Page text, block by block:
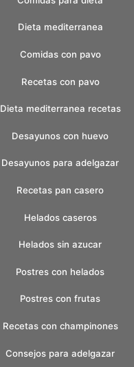
Dieta mediterranea
Comidas con pavo
Recetas con pavo
Dieta mediterranea recetas
Desayunos con huevo
Desayunos para adelgazar
Recetas pan casero
Helados caseros
Helados sin azucar
Postres con helados
Postres con frutas
Recetas con champinones
Consejos para adelgazar